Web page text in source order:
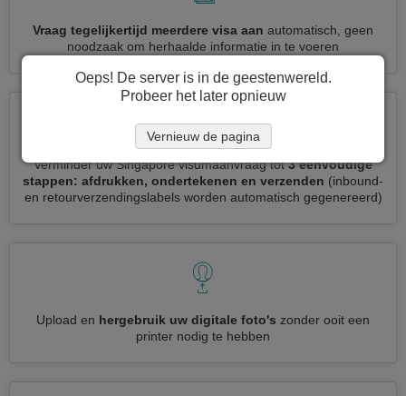
Vraag tegelijkertijd meerdere visa aan automatisch, geen
noodzaak om herhaalde informatie in te voeren
Verminder uw Singapore visumaanvraag tot3 eenvoudige
stappen: afdrukken, ondertekenen en verzenden (inbound-
en retourverzendingslabels worden automatisch gegenereerd)
Upload en hergebruik uw digitale foto's zonder ooit een
printer nodig te hebben
Oeps! De server is in de geestenwereld.
Probeer het later opnieuw
Vernieuw de pagina